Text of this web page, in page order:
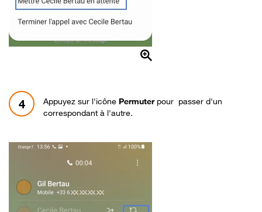
4 Appuyez sur l'icône Permuterpour passer d'un
correspondant à l'autre.